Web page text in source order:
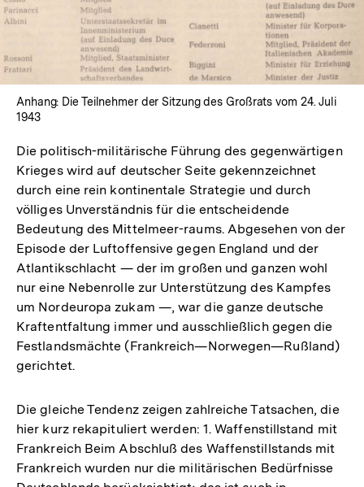
Anhang: Die Teilnehmer der Sitzung des Großrats vom 24. Juli
1943
Die politisch-militärische Führung des gegenwärtigen
Krieges wird auf deutscher Seite gekennzeichnet
durch eine rein kontinentale Strategie und durch
völliges Unverständnis für die entscheidende
Bedeutung des Mittelmeer-raums. Abgesehen von der
Episode der Luftoffensive gegen England und der
Atlantikschlacht — der im großen und ganzen wohl
nur eine Nebenrolle zur Unterstützung des Kampfes
um Nordeuropa zukam —, war die ganze deutsche
Kraftentfaltung immer und ausschließlich gegen die
Festlandsmächte (Frankreich—Norwegen—Rußland)
gerichtet.
Die gleiche Tendenz zeigen zahlreiche Tatsachen, die
hier kurz rekapituliert werden: 1. Waffenstillstand mit
Frankreich Beim Abschluß des Waffenstillstands mit
Frankreich wurden nur die militärischen Bedürfnisse